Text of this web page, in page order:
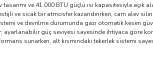
ve 41.000 BTU güçlü ısı kapasitesiyle
ve sıcak bir atmosfer kazandırırken, cam alev
ve devrilme durumunda gazı otomatik kesen
ayarlanabilir güç seviyesi sayesinde ihtiyaca göre
sunarken, alt kısmındaki tekerlek sistemi